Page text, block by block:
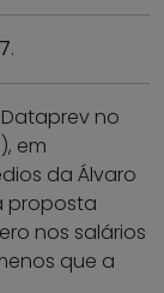
.
no
em
da Álvaro
proposta
nos salários
que a